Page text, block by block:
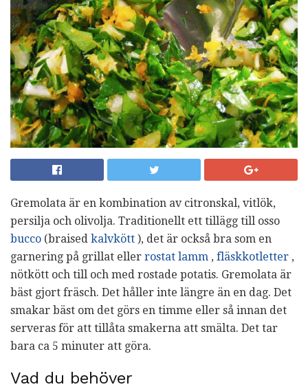
Gremolata är en kombination av citronskal, vitlök,
persilja och olivolja. Traditionellt ett tillägg till osso
bucco (braised kalvkött ), det är också bra som en
garnering på grillat eller rostat lamm , fläskkotletter ,
nötkött och till och med rostade potatis. Gremolata är
bäst gjort fräsch. Det håller inte längre än en dag. Det
smakar bäst om det görs en timme eller så innan det
serveras för att tillåta smakerna att smälta. Det tar
bara ca 5 minuter att göra.
Vad du behöver